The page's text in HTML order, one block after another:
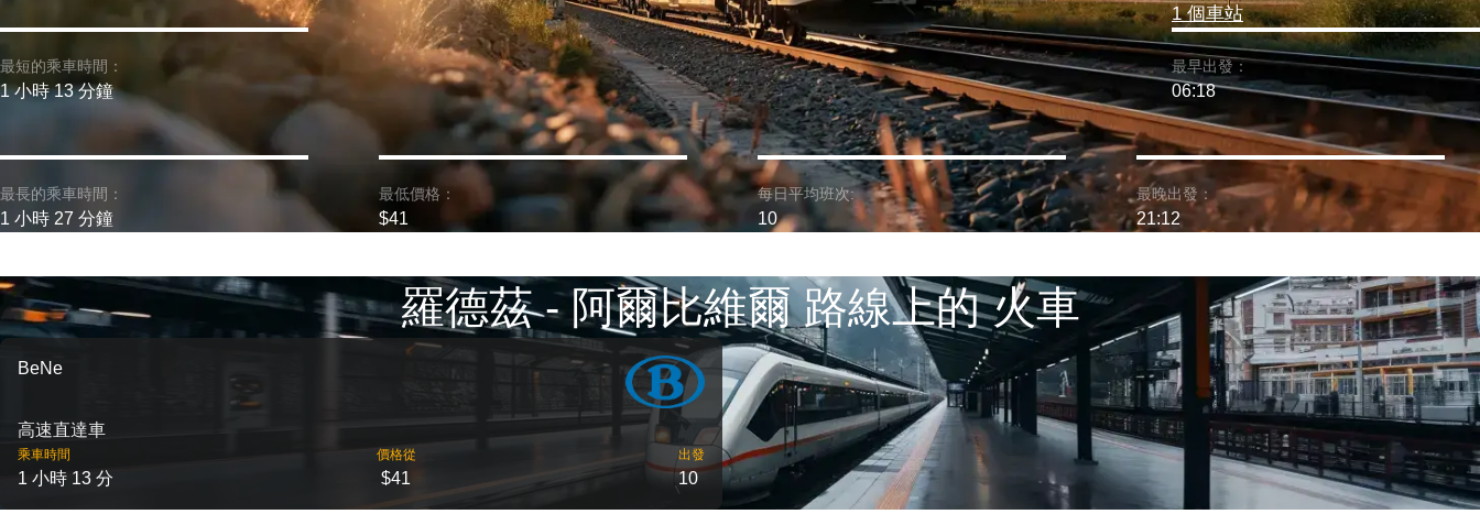
1 個車站
最短的乘車時間：
1 小時 13 分鐘
最早出發：
06:18
最長的乘車時間：
1 小時 27 分鐘
最低價格：
$41
每日平均班次:
10
最晚出發：
21:12
羅德茲 - 阿爾比維爾 路線上的 火車
BeNe
高速直達車
乘車時間
1 小時 13 分
價格從
$41
出發
10